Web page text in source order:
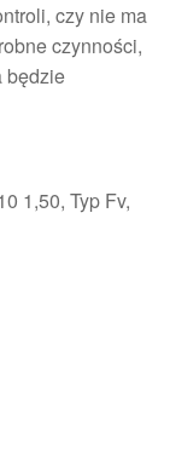
czy nie ma
czynności,
będzie
1,50, Typ Fv,